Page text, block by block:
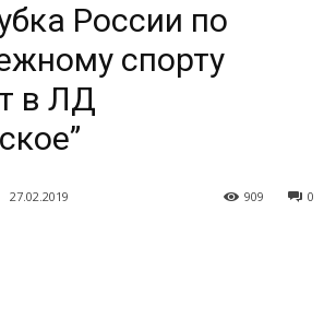
России по
спорту
в ЛД
27.02.2019 0
909